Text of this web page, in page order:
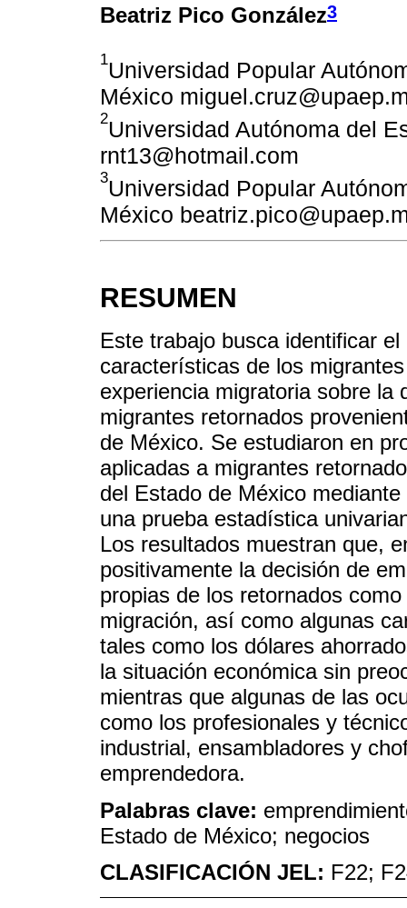
Beatriz Pico González3
1Universidad Popular
México
2Universidad Autónoma del
rnt13@hotmail.com
3Universidad Popular
México
RESUMEN
Este trabajo busca identificar
características de los
experiencia migratoria sobre la
migrantes retornados
de México. Se estudiaron en
aplicadas a migrantes
del Estado de México
una prueba estadística
Los resultados muestran que,
positivamente la decisión de
propias de los retornados
migración, así como algunas
tales como los dólares
la situación económica sin
mientras que algunas de las
como los profesionales y
industrial, ensambladores y
emprendedora.
Palabras clave:
Estado de México; negocios
CLASIFICACIÓN JEL: F22;